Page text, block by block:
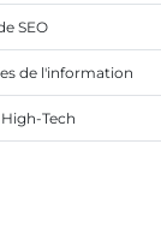
SEO
de l'information
Tech